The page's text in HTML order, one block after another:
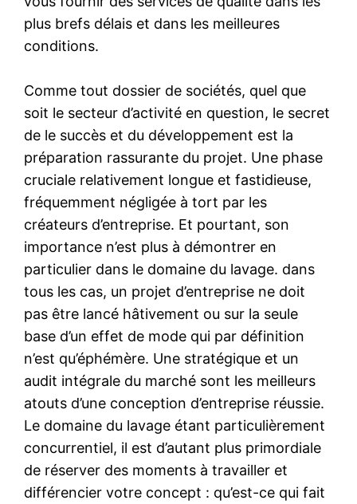
plus brefs délais et dans les meilleures
conditions.
Comme tout dossier de sociétés, quel que
soit le secteur d’activité en question, le secret
de le succès et du développement est la
préparation rassurante du projet. Une phase
cruciale relativement longue et fastidieuse,
fréquemment négligée à tort par les
créateurs d’entreprise. Et pourtant, son
importance n’est plus à démontrer en
particulier dans le domaine du lavage. dans
tous les cas, un projet d’entreprise ne doit
pas être lancé hâtivement ou sur la seule
base d’un effet de mode qui par définition
n’est qu’éphémère. Une stratégique et un
audit intégrale du marché sont les meilleurs
atouts d’une conception d’entreprise réussie.
Le domaine du lavage étant particulièrement
concurrentiel, il est d’autant plus primordiale
de réserver des moments à travailler et
différencier votre concept : qu’est-ce qui fait